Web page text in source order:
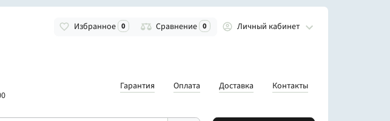
Избранное 0 Сравнение 0 Личный кабинет
Гарантия Оплата Доставка Контакты